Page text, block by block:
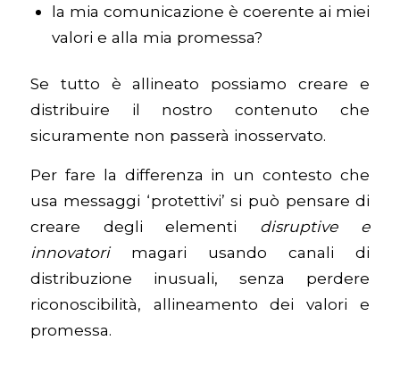
la mia comunicazione è coerente ai miei
valori e alla mia promessa?
Se tutto è allineato possiamo creare e
distribuire il nostro contenuto che
sicuramente non passerà inosservato.
Per fare la differenza in un contesto che
usa messaggi ‘protettivi’ si può pensare di
creare degli elementi disruptive e
innovatorimagari usando canali di
distribuzione inusuali, senza perdere
riconoscibilità, allineamento dei valori e
promessa.